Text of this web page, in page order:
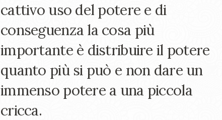
cattivo uso del potere e di
conseguenza la cosa più
importante è distribuire il potere
quanto più si può e non dare un
immenso potere a una piccola
cricca.